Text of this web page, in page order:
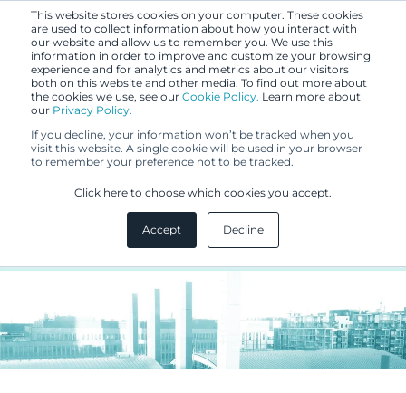
This website stores cookies on your computer. These cookies
are used to collect information about how you interact with
our website and allow us to remember you. We use this
information in order to improve and customize your browsing
experience and for analytics and metrics about our visitors
both on this website and other media. To find out more about
the cookies we use, see our Cookie Policy. Learn more about
our Privacy Policy.
If you decline, your information won’t be tracked when you
visit this website. A single cookie will be used in your browser
to remember your preference not to be tracked.
Click here to choose which cookies you accept.
Accept Decline
6.3.2018
Inspiroivassa työyhteisössä IPR-
assistentti loistaa